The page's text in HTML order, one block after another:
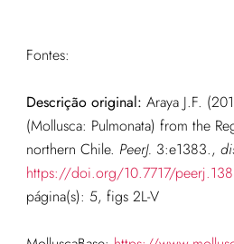
Fontes:
Descrição original: Araya J.F.
(Mollusca: Pulmonata) from the
northern Chile. PeerJ. 3:e1383.,
https://doi.org/10.7717/
página(s): 5, figs 2L-V